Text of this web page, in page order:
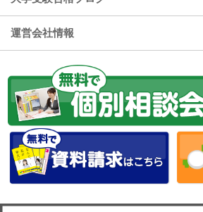
運営会社情報